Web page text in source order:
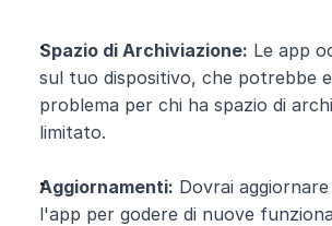
Spazio di Archiviazione: Le app
sul tuo dispositivo, che potrebbe
problema per chi ha spazio di
limitato.
Aggiornamenti: Dovrai
l'app per godere di nuove